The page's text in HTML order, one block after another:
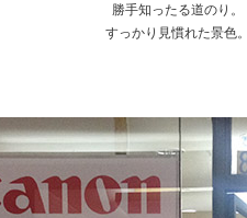
勝手知ったる道のり。
すっかり見慣れた景色。